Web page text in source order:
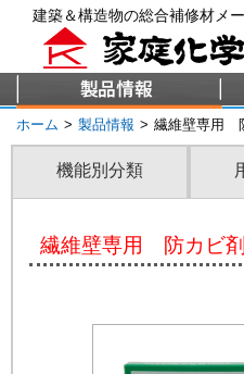
建築＆構造物の総合補修材メ
ホーム > 製品情報 > 繊維壁専用
機能別分類
繊維壁専用 防カビ